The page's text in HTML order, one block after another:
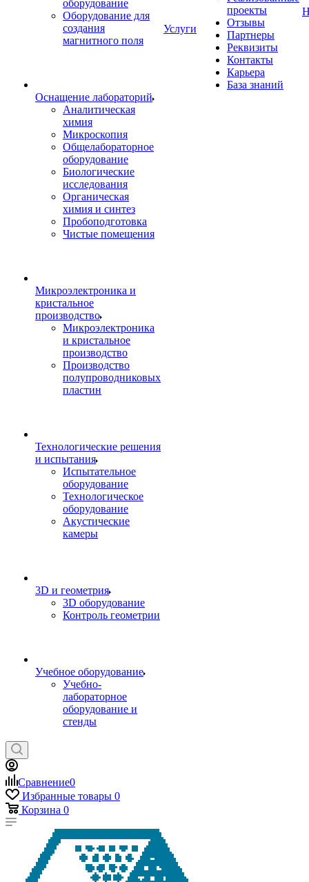
оборудование
Оборудование для
создания
магнитного поля
Оснащение лабораторий
Аналитическая
химия
Микроскопия
Общелабораторное
оборудование
Биологические
исследования
Органическая
химия и синтез
Пробоподготовка
Чистые помещения
Микроэлектроника и
кристальное
производство
Микроэлектроника
и кристальное
производство
Производство
полупроводниковых
пластин
Технологические решения
и испытания
Испытательное
оборудование
Технологическое
оборудование
Акустические
камеры
3D и геометрия
3D оборудование
Контроль геометрии
Учебное оборудование
Учебно-
лабораторное
оборудование и
стенды
Услуги
проекты
Отзывы
Партнеры
Реквизиты
Контакты
Карьера
База знаний
Сравнение0
Избранные товары 0
Корзина 0